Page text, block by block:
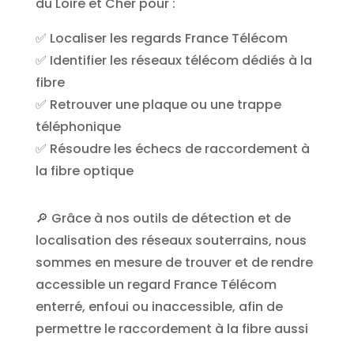
du Loire et Cher pour :
✅ Localiser les regards France Télécom
✅ Identifier les réseaux télécom dédiés à la
fibre
✅ Retrouver une plaque ou une trappe
téléphonique
✅ Résoudre les échecs de raccordement à
la fibre optique
🔎 Grâce à nos outils de détection et de
localisation des réseaux souterrains, nous
sommes en mesure de trouver et de rendre
accessible un regard France Télécom
enterré, enfoui ou inaccessible, afin de
permettre le raccordement à la fibre aussi